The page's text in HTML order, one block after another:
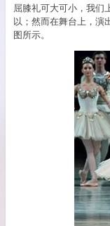
屈膝礼可大可小，我们
以；然而在舞台上，演
图所示。